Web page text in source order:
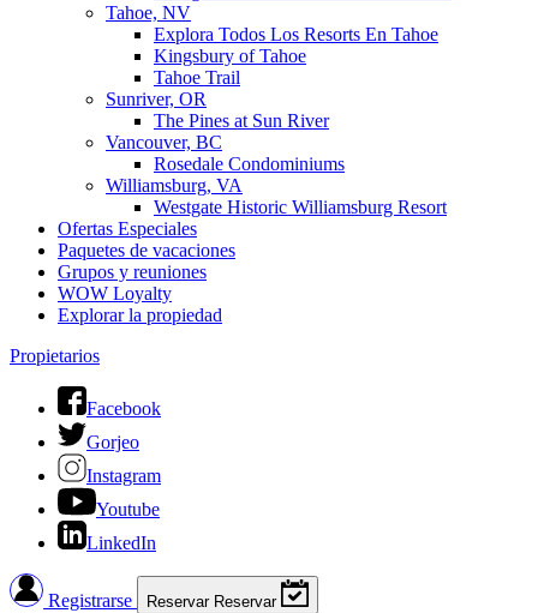
Tahoe, NV
Explora Todos Los Resorts En Tahoe
Kingsbury of Tahoe
Tahoe Trail
Sunriver, OR
The Pines at Sun River
Vancouver, BC
Rosedale Condominiums
Williamsburg, VA
Westgate Historic Williamsburg Resort
Ofertas Especiales
Paquetes de vacaciones
Grupos y reuniones
WOW Loyalty
Explorar la propiedad
Propietarios
Facebook
Gorjeo
Instagram
Youtube
LinkedIn
Registrarse Reservar Reservar